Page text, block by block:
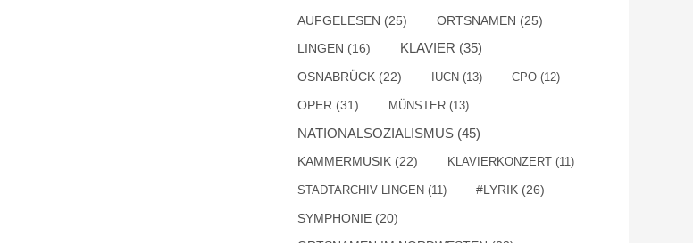
AUFGELESEN (25) ORTSNAMEN (25)
LINGEN (16) KLAVIER (35)
OSNABRÜCK (22) IUCN (13) CPO (12)
OPER (31) MÜNSTER (13)
NATIONALSOZIALISMUS (45)
KAMMERMUSIK (22) KLAVIERKONZERT (11)
STADTARCHIV LINGEN (11) #LYRIK (26)
SYMPHONIE (20)